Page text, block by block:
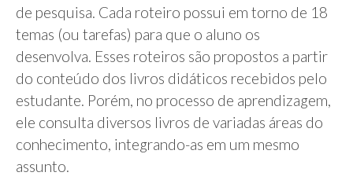
de pesquisa. Cada roteiro possui em torno de 18
temas (ou tarefas) para que o aluno os
desenvolva. Esses roteiros são propostos a partir
do conteúdo dos livros didáticos recebidos pelo
estudante. Porém, no processo de aprendizagem,
ele consulta diversos livros de variadas áreas do
conhecimento, integrando-as em um mesmo
assunto.